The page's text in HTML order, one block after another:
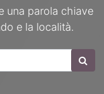
una parola chiave
e la località.